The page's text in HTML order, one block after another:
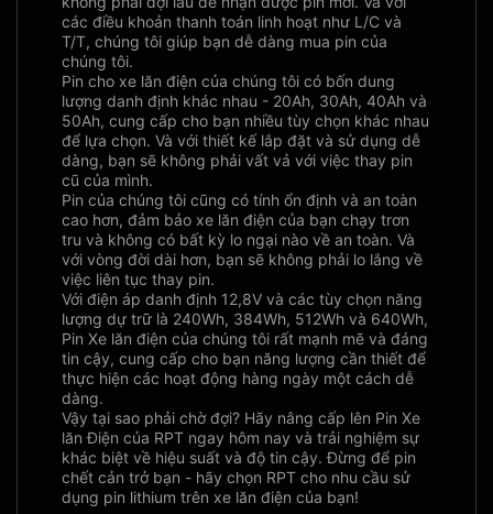
các điều khoản thanh toán linh hoạt như L/C và
T/T, chúng tôi giúp bạn dễ dàng mua pin của
chúng tôi.
Pin cho xe lăn điện của chúng tôi có bốn dung
lượng danh định khác nhau - 20Ah, 30Ah, 40Ah và
50Ah, cung cấp cho bạn nhiều tùy chọn khác nhau
để lựa chọn. Và với thiết kế lắp đặt và sử dụng dễ
dàng, bạn sẽ không phải vất vả với việc thay pin
cũ của mình.
Pin của chúng tôi cũng có tính ổn định và an toàn
cao hơn, đảm bảo xe lăn điện của bạn chạy trơn
tru và không có bất kỳ lo ngại nào về an toàn. Và
với vòng đời dài hơn, bạn sẽ không phải lo lắng về
việc liên tục thay pin.
Với điện áp danh định 12,8V và các tùy chọn năng
lượng dự trữ là 240Wh, 384Wh, 512Wh và 640Wh,
Pin Xe lăn điện của chúng tôi rất mạnh mẽ và đáng
tin cậy, cung cấp cho bạn năng lượng cần thiết để
thực hiện các hoạt động hàng ngày một cách dễ
dàng.
Vậy tại sao phải chờ đợi? Hãy nâng cấp lên Pin Xe
lăn Điện của RPT ngay hôm nay và trải nghiệm sự
khác biệt về hiệu suất và độ tin cậy. Đừng để pin
chết cản trở bạn - hãy chọn RPT cho nhu cầu sử
dụng pin lithium trên xe lăn điện của bạn!